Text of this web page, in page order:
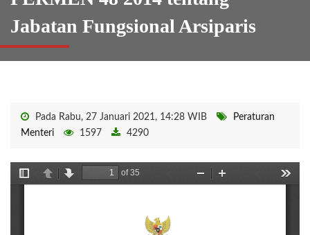
Jabatan Fungsional Arsiparis
Pada Rabu, 27 Januari 2021, 14:28 WIB
Peraturan
Menteri
1597 4290